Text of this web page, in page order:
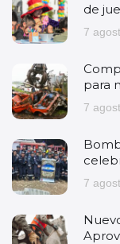
de
7
para
7
7